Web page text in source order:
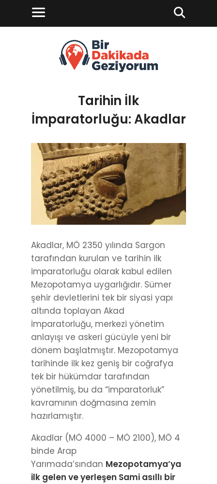
Tarihin İlk
İmparatorluğu: Akadlar
Akadlar, MÖ 2350 yılında Sargon
tarafından kurulan ve tarihin ilk
imparatorluğu olarak kabul edilen
Mezopotamya uygarlığıdır. Sümer
şehir devletlerini tek bir siyasi yapı
altında toplayan Akad
İmparatorluğu, merkezi yönetim
anlayışı ve askeri gücüyle yeni bir
dönem başlatmıştır. Mezopotamya
tarihinde ilk kez geniş bir coğrafya
tek bir hükümdar tarafından
yönetilmiş, bu da “imparatorluk”
kavramının doğmasına zemin
hazırlamıştır.
Akadlar (MÖ 4000 – MÖ 2100), MÖ 4
binde Arap
Yarımada’sından Mezopotamya’ya
ilk gelen ve yerleşen Sami asıllı bir